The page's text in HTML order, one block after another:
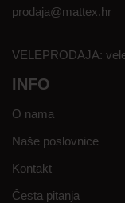
prodaja@mattex.hr
VELEPRODAJA:
INFO
O nama
Naše poslovnice
Kontakt
Česta pitanja